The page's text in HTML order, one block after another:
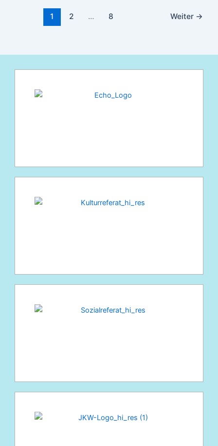
1 2 … 8 Weiter →